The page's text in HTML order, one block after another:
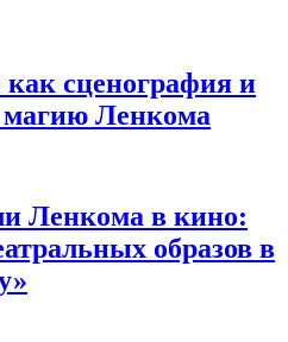
сценография и
Ленкома
Ленкома в кино:
образов в